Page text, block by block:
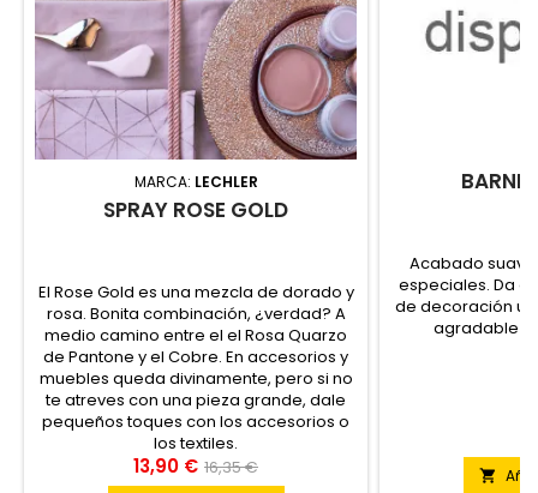
MARCA: LECHLER
SPRAY ROSE GOLD
El Rose Gold es una mezcla de dorado y
rosa. Bonita combinación, ¿verdad? A
medio camino entre el el Rosa Quarzo
de Pantone y el Cobre. En accesorios y
muebles queda divinamente, pero si no
te atreves con una pieza grande, dale
pequeños toques con los accesorios o
los textiles.
13,90 € 16,35 €
Acabado
especiales. Da a
de decoración
agradable al
